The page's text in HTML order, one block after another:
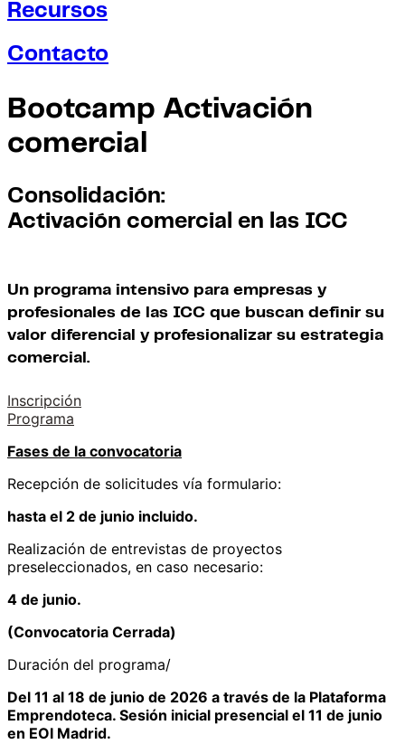
Recursos
Contacto
Bootcamp Activación
comercial
Consolidación:
Activación comercial en las ICC
Un programa intensivo para empresas y
profesionales de las ICC que buscan definir su
valor diferencial y profesionalizar su estrategia
comercial.
Inscripción
Programa
Fases de la convocatoria
Recepción de solicitudes vía formulario:
hasta el 2 de junio incluido.
Realización de entrevistas de proyectos
preseleccionados, en caso necesario:
4 de junio.
(Convocatoria Cerrada)
Duración del programa/
Del 11 al 18 de junio de 2026 a través de la Plataforma
Emprendoteca. Sesión inicial presencial el 11 de junio
en EOI Madrid.